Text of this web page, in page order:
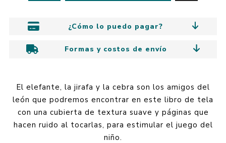
¿Cómo lo puedo pagar?
Formas y costos de envío
El elefante, la jirafa y la cebra son los amigos del
león que podremos encontrar en este libro de tela
con una cubierta de textura suave y páginas que
hacen ruido al tocarlas, para estimular el juego del
niño.